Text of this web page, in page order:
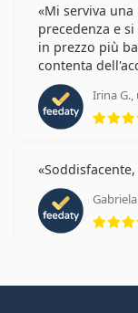
Mi serviva
precedenza e
in prezzo più
contenta
Irina